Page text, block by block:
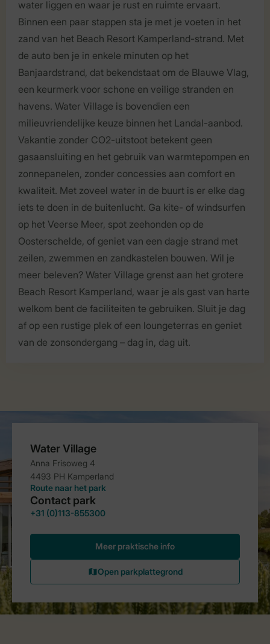
water liggen en waar je rust en ruimte ervaart.
Binnen een paar stappen sta je met je voeten in het
zand van het Beach Resort Kamperland-strand. Met
de auto ben je in enkele minuten op het
Banjaardstrand, dat bekendstaat om de Blauwe Vlag,
een keurmerk voor schone en veilige stranden en
havens. Water Village is bovendien een
milieuvriendelijke keuze binnen het Landal-aanbod.
Vakantie zonder CO2-uitstoot betekent geen
gasaansluiting en het gebruik van warmtepompen en
zonnepanelen, zonder concessies aan comfort en
kwaliteit. Met zoveel water in de buurt is er elke dag
iets te doen in de buitenlucht. Ga kite- of windsurfen
op het Veerse Meer, spot zeehonden op de
Oosterschelde, of geniet van een dagje strand met
zeilen, zwemmen en zandkastelen bouwen. Wil je
meer beleven? Water Village grenst aan het grotere
Beach Resort Kamperland, waar je als gast van harte
welkom bent de faciliteiten te gebruiken. Sluit je dag
af op een rustige plek of een loungeterras en geniet
van de zonsondergang – dag in, dag uit.